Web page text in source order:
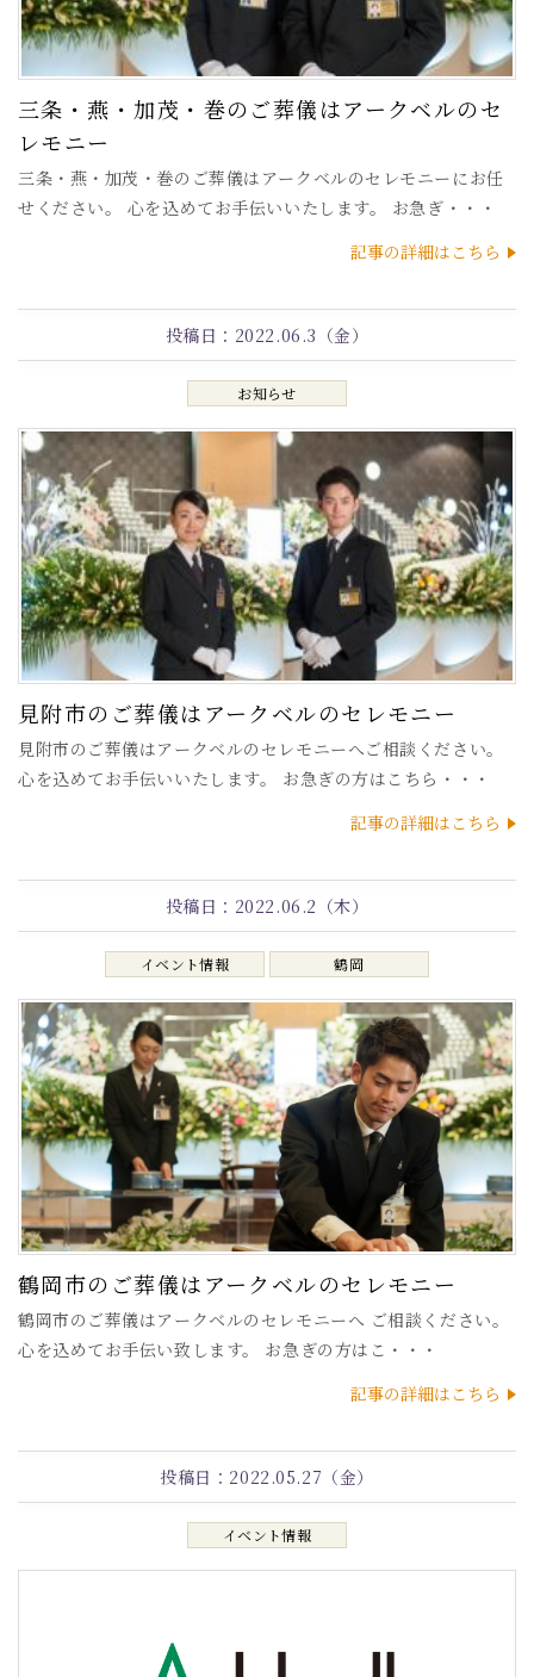
三条・燕・加茂・巻のご葬儀はアークベルのセ
レモニー
三条・燕・加茂・巻のご葬儀はアークベルのセレモニーにお任
せください。 心を込めてお手伝いいたします。 お急ぎ・・・
記事の詳細はこちら
お知らせ
投稿日： 2022.06.3（金）
見附市のご葬儀はアークベルのセレモニー
見附市のご葬儀はアークベルのセレモニーへご相談ください。
心を込めてお手伝いいたします。 お急ぎの方はこちら・・・
記事の詳細はこちら
イベント情報 鶴岡
投稿日： 2022.06.2（木）
鶴岡市のご葬儀はアークベルのセレモニー
鶴岡市のご葬儀はアークベルのセレモニーへ ご相談ください。
心を込めてお手伝い致します。 お急ぎの方はこ・・・
記事の詳細はこちら
イベント情報
投稿日： 2022.05.27（金）